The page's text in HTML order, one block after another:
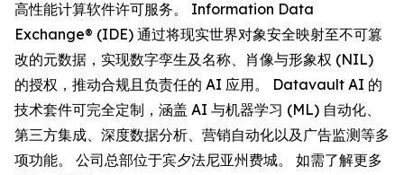
高性能计算软件许可服务。 Information Data
Exchange® (IDE) 通过将现实世界对象安全映射至不可篡
改的元数据，实现数字孪生及名称、肖像与形象权 (NIL)
的授权，推动合规且负责任的 AI 应用。 Datavault AI 的
技术套件可完全定制，涵盖 AI 与机器学习 (ML) 自动化、
第三方集成、深度数据分析、营销自动化以及广告监测等多
项功能。 公司总部位于宾夕法尼亚州费城。 如需了解更多